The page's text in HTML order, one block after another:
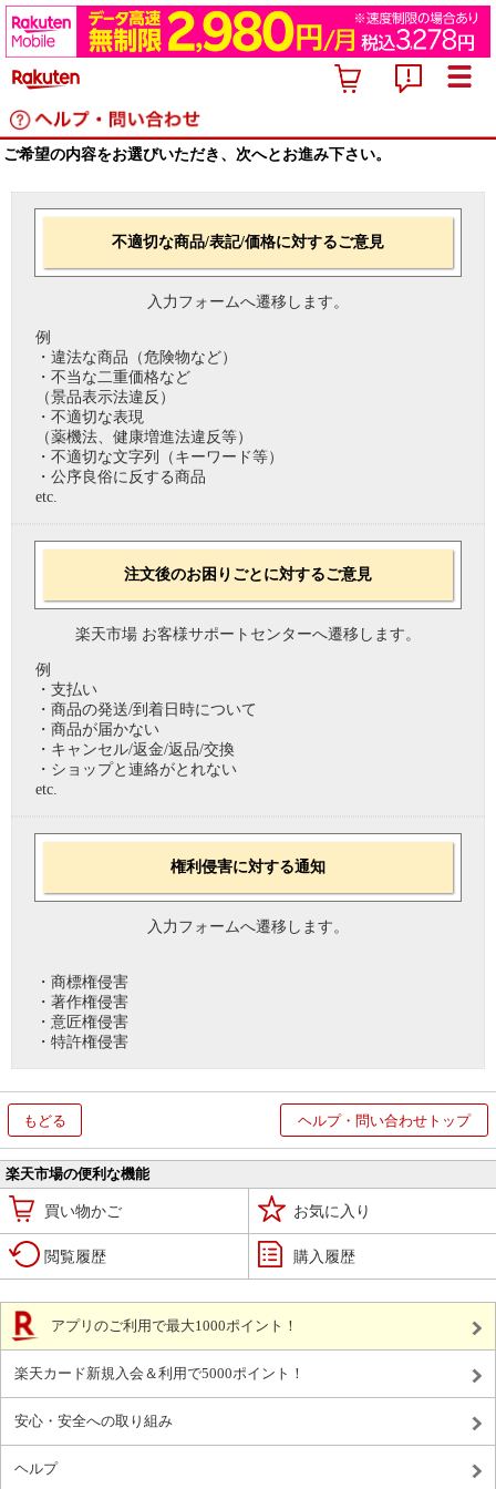
ご希望の内容をお選びいただき、次へとお進み下さい。
不適切な商品/表記/価格に対するご意見
入力フォームへ遷移します。
例
・違法な商品（危険物など）
・不当な二重価格など
（景品表示法違反）
・不適切な表現
（薬機法、健康増進法違反等）
・不適切な文字列（キーワード等）
・公序良俗に反する商品
etc.
注文後のお困りごとに対するご意見
楽天市場 お客様サポートセンターへ遷移します。
例
・支払い
・商品の発送/到着日時について
・商品が届かない
・キャンセル/返金/返品/交換
・ショップと連絡がとれない
etc.
権利侵害に対する通知
入力フォームへ遷移します。
・商標権侵害
・著作権侵害
・意匠権侵害
・特許権侵害
もどる ヘルプ・問い合わせトップ
楽天市場の便利な機能
買い物かご お気に入り
閲覧履歴 購入履歴
アプリのご利用で最大1000ポイント！
楽天カード新規入会＆利用で5000ポイント！
安心・安全への取り組み
ヘルプ